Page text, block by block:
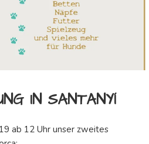
IN SANTANYÍ
ab 12 Uhr unser zweites